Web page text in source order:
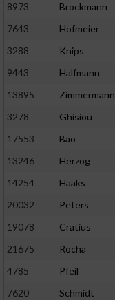
8973
Brockmann
7643
Hofmeier
3288
Knips
9443
Halfmann
13895
Zimmermann
3278
Ghisiou
17553
Bao
13246
Herzog
14254
Haaks
20032
Peters
19078
Cratius
21675
Rocha
4785
Pfeil
7620
Schmidt